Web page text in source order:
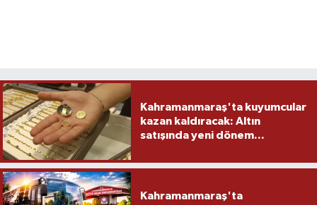
Kahramanmaraş'ta kuyumcular
kazan kaldıracak: Altın
satışında yeni dönem...
Kahramanmaraş'ta